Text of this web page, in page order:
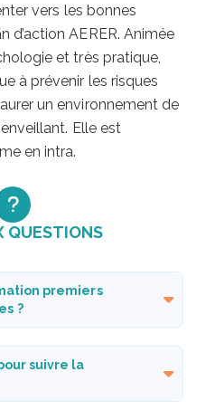
vers les bonnes
d’action AERER. Animée
et très pratique,
à prévenir les risques
un environnement de
Elle est
en intra.
QUESTIONS
premiers
?
suivre la